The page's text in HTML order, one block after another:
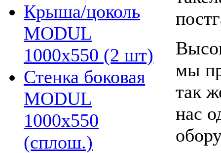
Крыша/цоколь
MODUL
1000х550 (2 шт)
Стенка боковая
MODUL
1000х550
(сплош.)
мы
так
нас